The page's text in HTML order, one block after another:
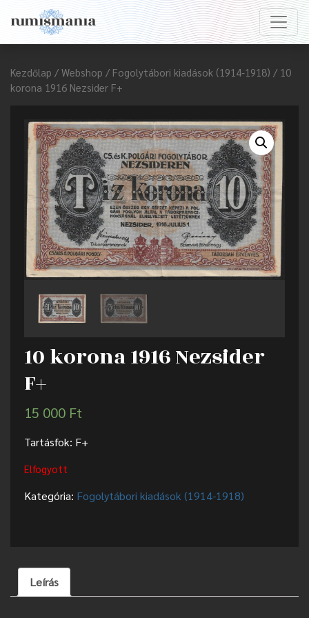
Kezdőlap / Webshop / Fogolytábori kiadások (1914-1918) / 10
korona 1916 Nezsider F+
10 korona 1916 Nezsider
F+
15 000 Ft
Tartásfok: F+
Elfogyott
Kategória: Fogolytábori kiadások (1914-1918)
Leírás